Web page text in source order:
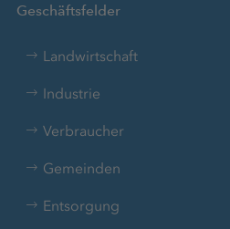
Geschäftsfelder
Landwirtschaft
Industrie
Verbraucher
Gemeinden
Entsorgung